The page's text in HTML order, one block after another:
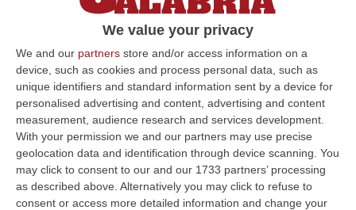
We value your privacy
We and our partners store and/or access information on a
device, such as cookies and process personal data, such as
unique identifiers and standard information sent by a device for
personalised advertising and content, advertising and content
measurement, audience research and services development.
With your permission we and our partners may use precise
geolocation data and identification through device scanning. You
may click to consent to our and our 1733 partners’ processing
as described above. Alternatively you may click to refuse to
consent or access more detailed information and change your
‘Ndrangheta, sequestri per oltre 4,5
milioni di euro per due esponenti della
cosca Anello-Fruci – VIDEO E NOMI
Si tratta di terreni, capannoni, fabbricati e
un’impresa individuale. I due sono stati già
condannati in “Imponimento”
Pubblicato il: 24/11/25 – 7:45